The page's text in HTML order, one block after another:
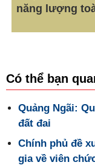
năng lượng
Có thể bạn
Quảng Ngãi:
đất đai
Chính phủ đề
gia về viên